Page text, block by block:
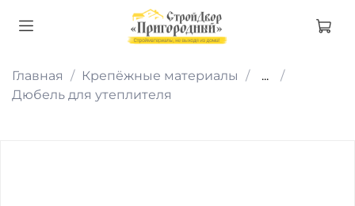
Главная Крепёжные материалы
...
Дюбель для утеплителя